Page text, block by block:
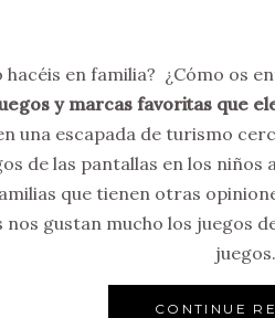
hacéis en familia? ¿Cómo os
y marcas favoritas que
una escapada de turismo
de las pantallas en los
que tienen otras
gustan mucho los juegos
juegos.
CONTINUE